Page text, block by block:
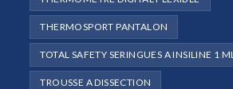
THERMOSPORT PANTALON
TOTAL SAFETY SERINGUES A INSILINE 1 ML
TROUSSE A DISSECTION